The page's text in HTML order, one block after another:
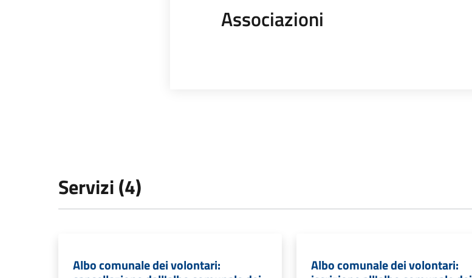
Associazioni
Servizi (4)
Albo comunale dei volontari: Albo comunale dei volontari: